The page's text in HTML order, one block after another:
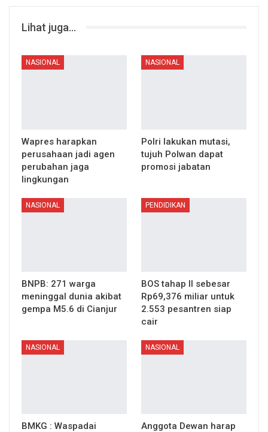
Lihat juga...
NASIONAL
Wapres harapkan
perusahaan jadi agen
perubahan jaga
lingkungan
NASIONAL
Polri lakukan mutasi,
tujuh Polwan dapat
promosi jabatan
NASIONAL
BNPB: 271 warga
meninggal dunia akibat
gempa M5.6 di Cianjur
PENDIDIKAN
BOS tahap II sebesar
Rp69,376 miliar untuk
2.553 pesantren siap
cair
NASIONAL
BMKG : Waspadai
NASIONAL
Anggota Dewan harap